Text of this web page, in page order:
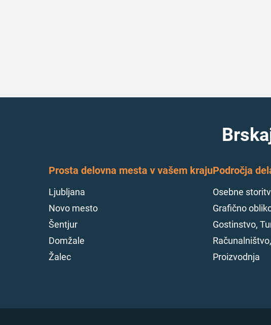
Prosta delovna mesta v vašem kraju
Ljubljana
Novo mesto
Šentjur
Domžale
Žalec
Področja
Osebne
Grafično
Gostinstvo,
Proizvodnja